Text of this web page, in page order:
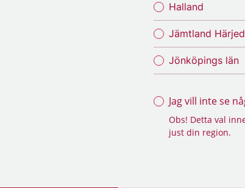
Halland
Jämtland
Jönköpings län
Jag vill inte se
Obs! Detta val
just din region.